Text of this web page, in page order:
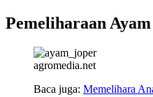
Pemeliharaan
agromedia.net
Baca juga: Memelihara